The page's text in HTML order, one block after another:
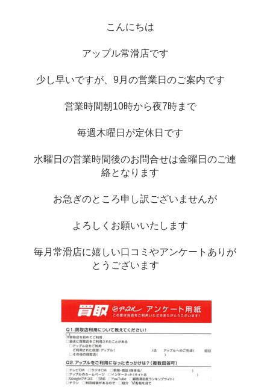
こんにちは
アップル常滑店です
少し早いですが、9月の営業日のご案内です
営業時間朝10時から夜7時まで
毎週木曜日が定休日です
水曜日の営業時間後のお問合せは金曜日のご連
絡となります
お急ぎのところ申し訳ございませんが
よろしくお願いいたします
毎月常滑店に嬉しい口コミやアンケートありが
とうございます